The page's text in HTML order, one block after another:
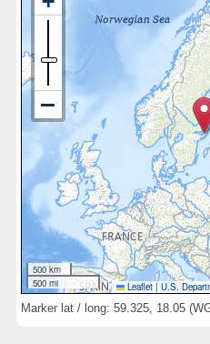
500 km
500 mi
Leaflet | U.S.
Marker lat / long: 59.325, 18.05